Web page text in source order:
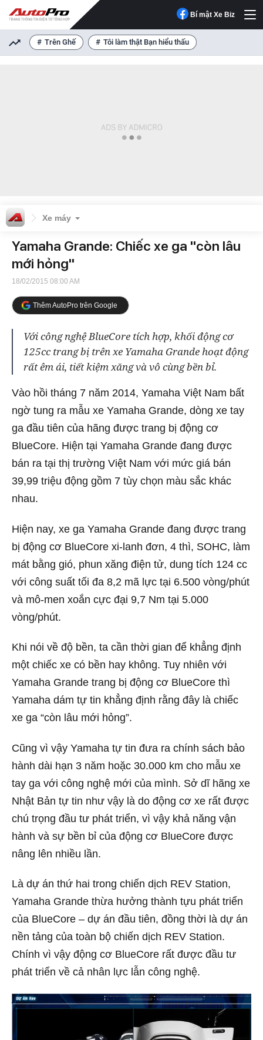
Bí mật Xe Biz
Trên Ghế Tôi làm thật Bạn hiểu thấu
Xe máy
Yamaha Grande: Chiếc xe ga "còn lâu
mới hỏng"
18/02/2015 08:00 AM
Thêm AutoPro trên Google
Với công nghệ BlueCore tích hợp, khối động cơ
125cc trang bị trên xe Yamaha Grande hoạt động
rất êm ái, tiết kiệm xăng và vô cùng bền bỉ.
Vào hồi tháng 7 năm 2014, Yamaha Việt Nam bất
ngờ tung ra mẫu xe Yamaha Grande, dòng xe tay
ga đầu tiên của hãng được trang bị động cơ
BlueCore. Hiện tại Yamaha Grande đang được
bán ra tại thị trường Việt Nam với mức giá bán
39,99 triệu động gồm 7 tùy chọn màu sắc khác
nhau.
Hiện nay, xe ga Yamaha Grande đang được trang
bị động cơ BlueCore xi-lanh đơn, 4 thì, SOHC, làm
mát bằng gió, phun xăng điện tử, dung tích 124 cc
với công suất tối đa 8,2 mã lực tại 6.500 vòng/phút
và mô-men xoắn cực đại 9,7 Nm tại 5.000
vòng/phút.
Khi nói về độ bền, ta cần thời gian để khẳng định
một chiếc xe có bền hay không. Tuy nhiên với
Yamaha Grande trang bị động cơ BlueCore thì
Yamaha dám tự tin khẳng định rằng đây là chiếc
xe ga “còn lâu mới hỏng”.
Cũng vì vậy Yamaha tự tin đưa ra chính sách bảo
hành dài hạn 3 năm hoặc 30.000 km cho mẫu xe
tay ga với công nghệ mới của mình. Sở dĩ hãng xe
Nhật Bản tự tin như vậy là do động cơ xe rất được
chú trọng đầu tư phát triển, vì vậy khả năng vận
hành và sự bền bỉ của động cơ BlueCore được
nâng lên nhiều lần.
Là dự án thứ hai trong chiến dịch REV Station,
Yamaha Grande thừa hưởng thành tựu phát triển
của BlueCore – dự án đầu tiên, đồng thời là dự án
nền tảng của toàn bộ chiến dịch REV Station.
Chính vì vậy động cơ BlueCore rất được đầu tư
phát triển về cả nhân lực lẫn công nghệ.